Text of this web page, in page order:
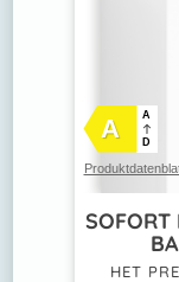
A A
D
SOFORT
HET